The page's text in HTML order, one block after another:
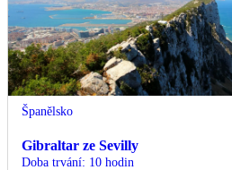
Španělsko
Gibraltar ze Sevilly
Doba trvání: 10 hodin